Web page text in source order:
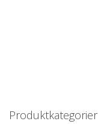
Produktkategorier